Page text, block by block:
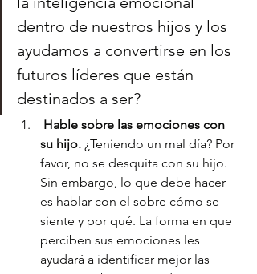
dentro de nuestros hijos y los
ayudamos a convertirse en los
futuros líderes que están
destinados a ser?
su hijo. ¿Teniendo un mal día? Por
favor, no se desquita con su hijo.
Sin embargo, lo que debe hacer
es hablar con el sobre cómo se
siente y por qué. La forma en que
perciben sus emociones les
ayudará a identificar mejor las